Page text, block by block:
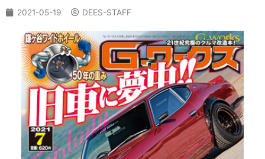
2021-05-19 DEES-STAFF